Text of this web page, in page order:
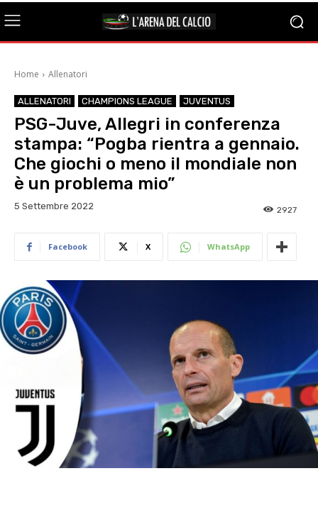
Home Allenatori
ALLENATORI CHAMPIONS LEAGUE JUVENTUS
PSG-Juve, Allegri in conferenza
stampa: “Pogba rientra a gennaio.
Che giochi o meno il mondiale non
è un problema mio”
5 Settembre 2022 2927
Facebook X WhatsApp